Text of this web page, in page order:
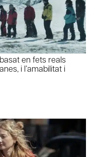
en fets reals
i l’amabilitat i